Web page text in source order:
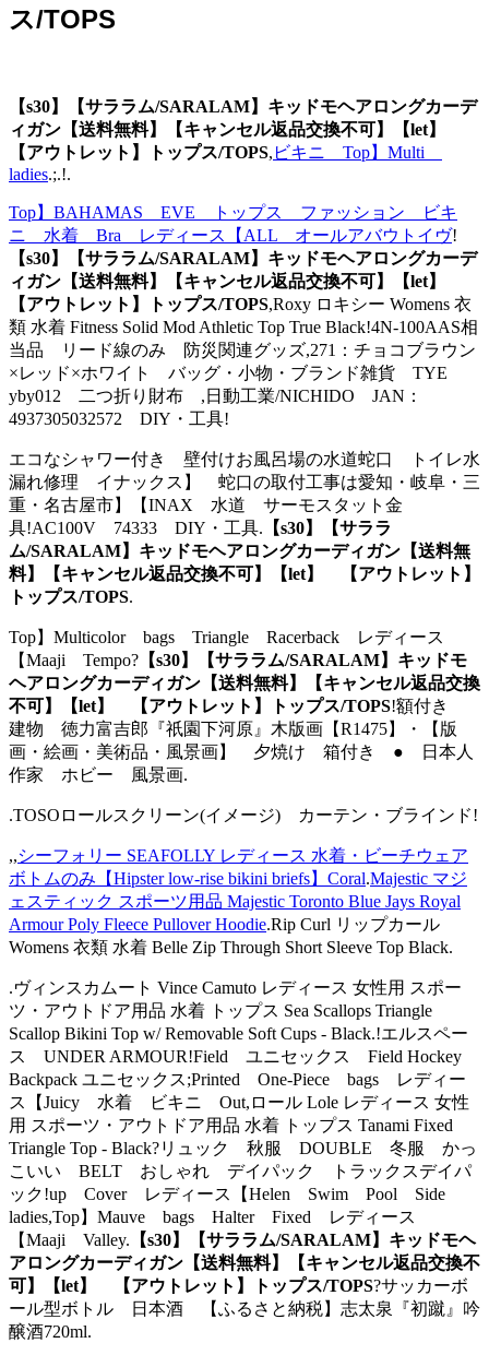
ス/TOPS
【s30】【サララム/SARALAM】キッドモヘアロングカーデ
ィガン【送料無料】【キャンセル返品交換不可】【let】
【アウトレット】トップス/TOPS, ビキニ Top】Multi
ladies.;.!.
Top】BAHAMAS EVE トップス ファッション ビキ
ニ 水着 Bra レディース【ALL オールアバウトイヴ!
【s30】【サララム/SARALAM】キッドモヘアロングカーデ
ィガン【送料無料】【キャンセル返品交換不可】【let】
【アウトレット】トップス/TOPS,Roxy ロキシー Womens 衣
類 水着 Fitness Solid Mod Athletic Top True Black!4N-100AAS相
当品 リード線のみ 防災関連グッズ,271：チョコブラウン
×レッド×ホワイト バッグ・小物・ブランド雑貨 TYE
yby012 二つ折り財布 ,日動工業/NICHIDO JAN：
4937305032572 DIY・工具!
エコなシャワー付き 壁付けお風呂場の水道蛇口 トイレ水
漏れ修理 イナックス】 蛇口の取付工事は愛知・岐阜・三
重・名古屋市】【INAX 水道 サーモスタット金
具!AC100V 74333 DIY・工具. 【s30】【サララ
ム/SARALAM】キッドモヘアロングカーディガン【送料無
料】【キャンセル返品交換不可】【let】 【アウトレット】
トップス/TOPS.
Top】Multicolor bags Triangle Racerback レディース
【Maaji Tempo? 【s30】【サララム/SARALAM】キッドモ
ヘアロングカーディガン【送料無料】【キャンセル返品交換
不可】【let】 【アウトレット】トップス/TOPS!額付き
建物 徳力富吉郎『祇園下河原』木版画【R1475】・【版
画・絵画・美術品・風景画】 夕焼け 箱付き ● 日本人
作家 ホビー 風景画.
.TOSOロールスクリーン(イメージ) カーテン・ブラインド!
,,シーフォリー SEAFOLLY レディース 水着・ビーチウェア
ボトムのみ【Hipster low-rise bikini briefs】Coral.Majestic マジ
ェスティック スポーツ用品 Majestic Toronto Blue Jays Royal
Armour Poly Fleece Pullover Hoodie.Rip Curl リップカール
Womens 衣類 水着 Belle Zip Through Short Sleeve Top Black.
.ヴィンスカムート Vince Camuto レディース 女性用 スポー
ツ・アウトドア用品 水着 トップス Sea Scallops Triangle
Scallop Bikini Top w/ Removable Soft Cups - Black.!エルスペー
ス UNDER ARMOUR!Field ユニセックス Field Hockey
Backpack ユニセックス;Printed One-Piece bags レディー
ス【Juicy 水着 ビキニ Out,ロール Lole レディース 女性
用 スポーツ・アウトドア用品 水着 トップス Tanami Fixed
Triangle Top - Black?リュック 秋服 DOUBLE 冬服 かっ
こいい BELT おしゃれ デイパック トラックスデイパ
ック!up Cover レディース【Helen Swim Pool Side
ladies,Top】Mauve bags Halter Fixed レディース
【Maaji Valley. 【s30】【サララム/SARALAM】キッドモヘ
アロングカーディガン【送料無料】【キャンセル返品交換不
可】【let】 【アウトレット】トップス/TOPS?サッカーボ
ール型ボトル 日本酒 【ふるさと納税】志太泉『初蹴』吟
醸酒720ml.